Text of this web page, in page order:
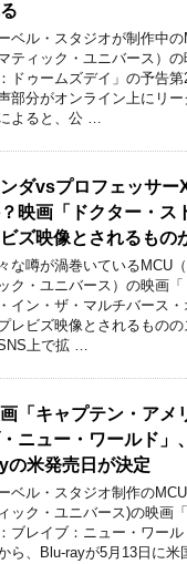
ベル・スタジオが制作中
ティック・ユニバース）
ドゥームズデイ」の予告
部分がオンライン上にリ
よると、公 …
ダvsプロフェッサー
映画「ドクター・ス
ズ映像とされるもの
な噂が渦巻いているMCU
ク・ユニバース）の映画
イン・ザ・マルチバース・
レビズ映像とされるものの
上で拡 …
「キャプテン・アメ
ニュー・ワールド」
の米発売日が決定
ベル・スタジオ制作の
ック・ユニバース)の映画
ブレイブ：ニュー・ワー
ら、Blu-rayが5月13日に米